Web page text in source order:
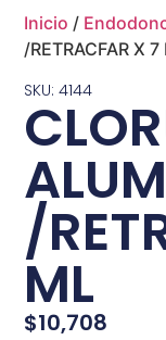
Inicio /
/RETRACFAR X 7
SKU: 4144
/
ML
$10,708